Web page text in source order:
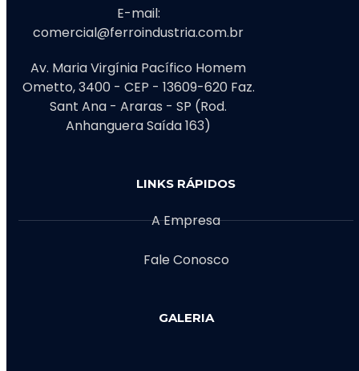
E-mail:
comercial@ferroindustria.com.br
Av. Maria Virgínia Pacífico Homem
Ometto, 3400 - CEP - 13609-620 Faz.
Sant Ana - Araras - SP (Rod.
Anhanguera Saída 163)
LINKS RÁPIDOS
A Empresa
Fale Conosco
GALERIA